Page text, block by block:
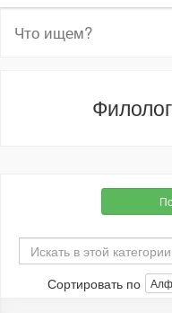
Сортировать по